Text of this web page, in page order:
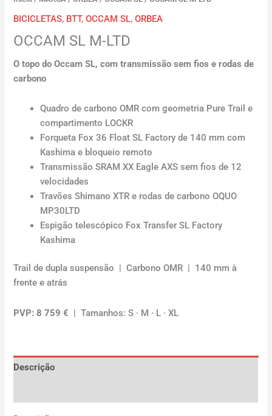
BICICLETAS, BTT,OCCAM SL,ORBEA
OCCAM SL M-LTD
O topo do Occam SL, com transmissão sem fios e rodas de
carbono
Quadro de carbono OMR com geometria Pure Trail e
compartimento LOCKR
Forqueta Fox 36 Float SL Factory de 140 mm com
Kashima e bloqueio remoto
Transmissão SRAM XX Eagle AXS sem fios de 12
velocidades
Travões Shimano XTR e rodas de carbono OQUO
MP30LTD
Espigão telescópico Fox Transfer SL Factory
Kashima
Trail de dupla suspensão | Carbono OMR | 140 mm à
frente e atrás
PVP: 8 759 € | Tamanhos: S · M · L · XL
Descrição